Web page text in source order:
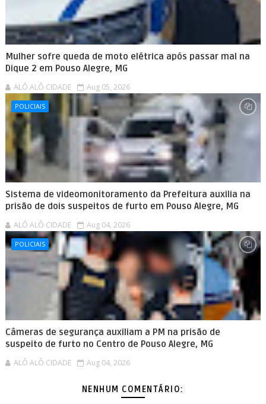
Mulher sofre queda de moto elétrica após passar mal na
Dique 2 em Pouso Alegre, MG
ALÔ ALÔ CIDADE Aug 05, 2026
POLICIAIS
Sistema de videomonitoramento da Prefeitura auxilia na
prisão de dois suspeitos de furto em Pouso Alegre, MG
ALÔ ALÔ CIDADE Aug 04, 2026
POLICIAIS
Câmeras de segurança auxiliam a PM na prisão de
suspeito de furto no Centro de Pouso Alegre, MG
ALÔ ALÔ CIDADE Aug 04, 2026
NENHUM COMENTÁRIO: